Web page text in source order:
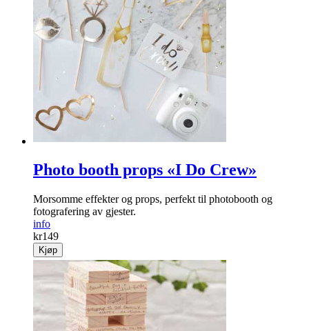
Photo booth props «I Do Crew»
Morsomme effekter og props, perfekt til photobooth og
fotografering av gjester.
info
kr149
Kjøp